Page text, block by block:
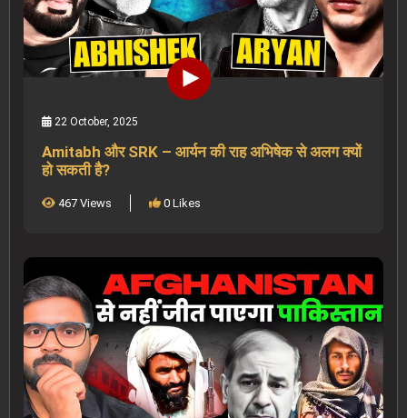
22 October, 2025
Amitabh और SRK – आर्यन की राह अभिषेक से अलग क्यों
हो सकती है?
467 Views 0 Likes